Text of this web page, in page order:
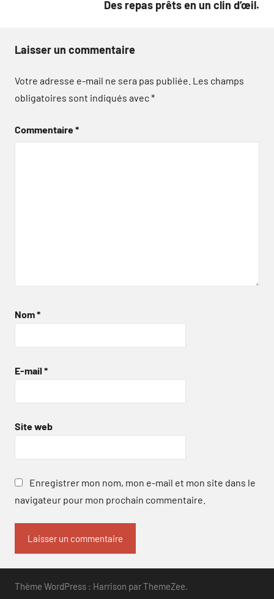
Des repas prêts en un clin d’œil.
Laisser un commentaire
Votre adresse e-mail ne sera pas publiée. Les champs
obligatoires sont indiqués avec*
Commentaire*
Nom*
E-mail *
Site web
Enregistrer mon nom, mon e-mail et mon site dans le
navigateur pour mon prochain commentaire.
Thème WordPress : Harrison par ThemeZee.